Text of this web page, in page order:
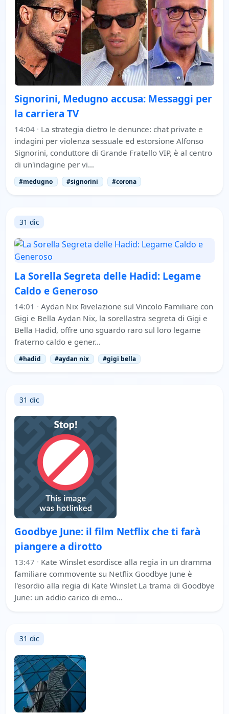
Signorini, Medugno accusa: Messaggi per
la carriera TV
14:04 · La strategia dietro le denunce: chat private e
indagini per violenza sessuale ed estorsione Alfonso
Signorini, conduttore di Grande Fratello VIP, è al centro
di un'indagine per vi…
#medugno #signorini #corona
31 dic
La Sorella Segreta delle Hadid: Legame
Caldo e Generoso
14:01 · Aydan Nix Rivelazione sul Vincolo Familiare con
Gigi e Bella Aydan Nix, la sorellastra segreta di Gigi e
Bella Hadid, offre uno sguardo raro sul loro legame
fraterno caldo e gener…
#hadid #aydan nix #gigi bella
31 dic
Goodbye June: il film Netflix che ti farà
piangere a dirotto
13:47 · Kate Winslet esordisce alla regia in un dramma
familiare commovente su Netflix Goodbye June è
l'esordio alla regia di Kate Winslet La trama di Goodbye
June: un addio carico di emo…
31 dic